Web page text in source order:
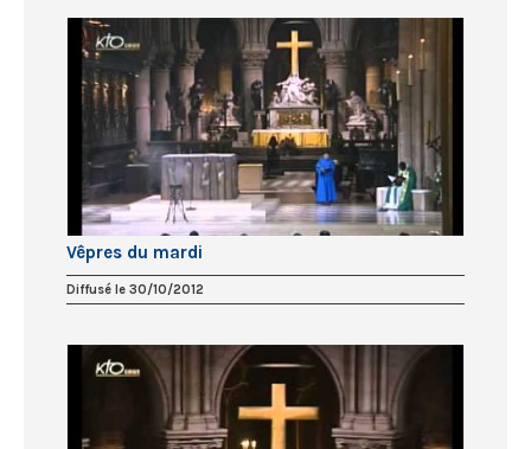
Vêpres du mardi
Diffusé le 30/10/2012